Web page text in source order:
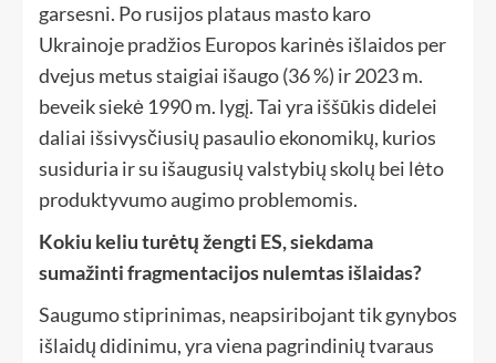
garsesni. Po rusijos plataus masto karo
Ukrainoje pradžios Europos karinės išlaidos per
dvejus metus staigiai išaugo (36 %) ir 2023 m.
beveik siekė 1990 m. lygį. Tai yra iššūkis didelei
daliai išsivysčiusių pasaulio ekonomikų, kurios
susiduria ir su išaugusių valstybių skolų bei lėto
produktyvumo augimo problemomis.
Kokiu keliu turėtų žengti ES, siekdama
sumažinti fragmentacijos nulemtas išlaidas?
Saugumo stiprinimas, neapsiribojant tik gynybos
išlaidų didinimu, yra viena pagrindinių tvaraus